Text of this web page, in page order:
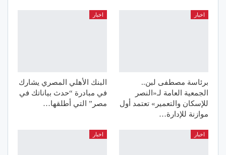
اخبار
برئاسة مصطفى لبن..
الجمعية العامة لـ«النصر
للإسكان والتعمير» تعتمد أول
موازنة للإدارة…
اخبار
البنك الأهلي المصري يشارك
في مبادرة “حدث بياناتك في
مصر” التي أطلقها…
اخبار اخبار